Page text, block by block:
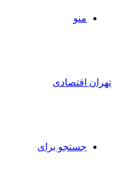
منو
تهران اقتصادی
جستجو برای